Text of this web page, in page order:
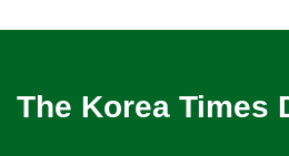
The Korea Times